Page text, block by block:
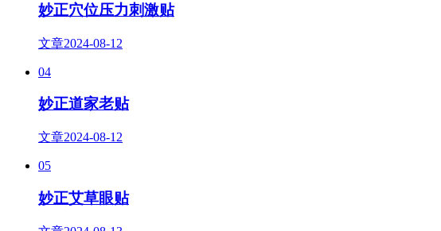
妙正穴位压力刺激贴
文章2024-08-12
04
妙正道家老贴
文章2024-08-12
05
妙正艾草眼贴